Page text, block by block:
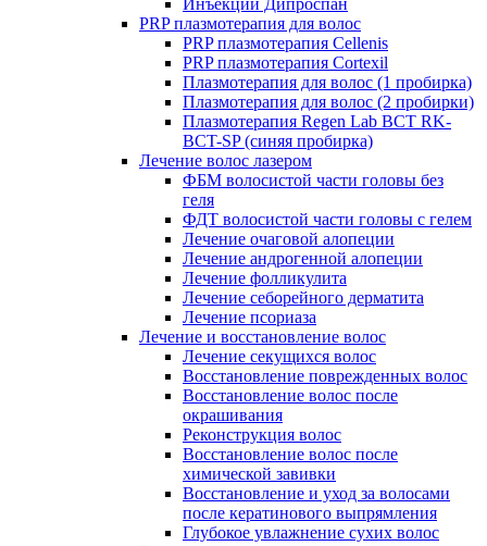
Инъекции Дипроспан
PRP плазмотерапия для волос
PRP плазмотерапия Cellenis
PRP плазмотерапия Cortexil
Плазмотерапия для волос (1 пробирка)
Плазмотерапия для волос (2 пробирки)
Плазмотерапия Regen Lab BCT RK-
BCT-SP (синяя пробирка)
Лечение волос лазером
ФБМ волосистой части головы без
геля
ФДТ волосистой части головы с гелем
Лечение очаговой алопеции
Лечение андрогенной алопеции
Лечение фолликулита
Лечение себорейного дерматита
Лечение псориаза
Лечение и восстановление волос
Лечение секущихся волос
Восстановление поврежденных волос
Восстановление волос после
окрашивания
Реконструкция волос
Восстановление волос после
химической завивки
Восстановление и уход за волосами
после кератинового выпрямления
Глубокое увлажнение сухих волос